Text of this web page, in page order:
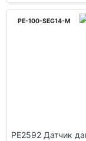
PE-100-SEG14-M
PE2592 Датчик